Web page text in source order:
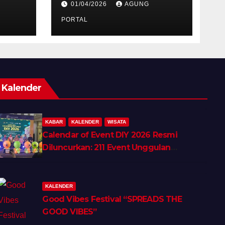
Berkelanjutan
01/04/2026 AGUNG
PORTAL
Kalender
KABAR KALENDER WISATA
Calendar of Event DIY 2026 Resmi
Diluncurkan: 211 Event Unggulan
KALENDER
Good Vibes Festival “SPREADS THE
GOOD VIBES”